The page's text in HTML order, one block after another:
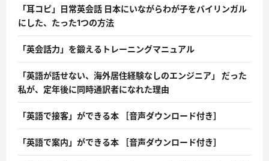
「耳コピ」日常英会話 日本にいながらわが子をバイリンガル
にした、たった1つの方法
「英会話力」を鍛えるトレーニングマニュアル
「英語が話せない、海外居住経験なしのエンジニア」 だった
私が、定年後に同時通訳者になれた理由
「英語で接客」ができる本 ［音声ダウンロード付き］
「英語で案内」ができる本 ［音声ダウンロード付き］